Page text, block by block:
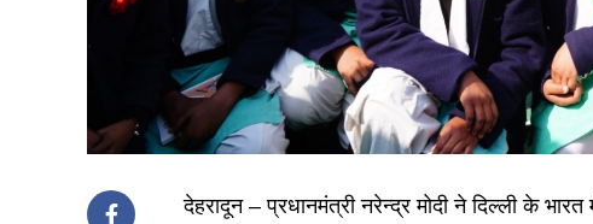
देहरादून – प्रधानमंत्री नरेन्द्र मोदी ने दिल्ली के